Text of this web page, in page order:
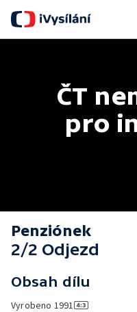
ČT
pro
Penziónek
2/2 Odjezd
Obsah dílu
Vyrobeno 1991